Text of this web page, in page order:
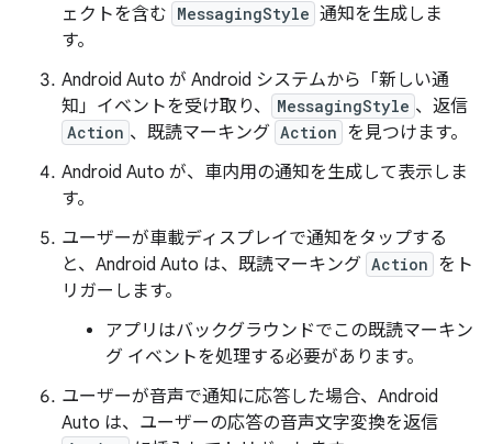
ェクトを含む MessagingStyle 通知を生成しま
す。
Android Auto が Android システムから「新しい通
知」イベントを受け取り、
MessagingStyle 、返信
Action 、既読マーキング Action を見つけます。
Android Auto が、車内用の通知を生成して表示しま
す。
ユーザーが車載ディスプレイで通知をタップする
と、Android Auto は、既読マーキング Action をト
リガーします。
アプリはバックグラウンドでこの既読マーキン
グ イベントを処理する必要があります。
ユーザーが音声で通知に応答した場合、Android
Auto は、ユーザーの応答の音声文字変換を返信